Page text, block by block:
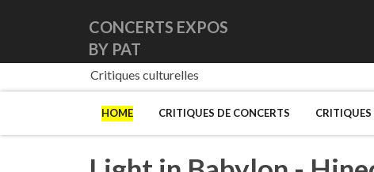
CONCERTS EXPOS
BY PAT
Critiques culturelles
HOME CRITIQUES DE CONCERTS